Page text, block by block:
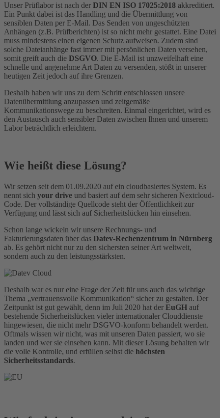
Unser Prüflabor ist nach der DIN EN ISO 17025:2018 akkreditiert.
Ein Punkt dabei ist das Handling und die Übermittlung von
sensiblen Daten per E-Mail. Das Senden von ungeschützten
Anhängen (z.B. Prüfberichten) ist so nicht mehr gestattet. Eine Datei
muss mindestens einen eigenen Schutz aufweisen. Zudem sind
solche Dateianhänge fast immer mit persönlichen Daten versehen,
somit greift auch die DSGVO. Die E-Mail ist unzweifelhaft eine
schnelle und angenehme Art Daten zu versenden, stößt in unserer
heutigen Zeit jedoch auf ihre Grenzen.
Deshalb haben wir uns zu dem Schritt entschlossen unsere
Datenübermittlung anzupassen und zeitgemäße
Kommunikationswege zu beschreiten. Einmal eingerichtet, wird es
den Austausch auch sensibler Daten zwischen Ihnen und unserem
Labor beträchtlich erleichtern.
Wie heißt diese Lösung?
Wir setzen seit dem 01.09.2020 auf ein cloudbasiertes System. Es
nennt sich your drive und basiert auf dem sehr sicheren Nextcloud-
Code. Der vollständige Quellcode steht der Öffentlichkeit zur
Verfügung und lässt sich auf Sicherheitslücken hin einsehen.
Schon lange wickeln wir unsere Rechnungs- und
Fakturierungsdaten über das Datev-Rechenzentrum in Nürnberg
ab. Es gehört nicht nur zu den sichersten seiner Art weltweit,
sondern auch zu den leistungsstärksten.
Deshalb war es nur eine Frage der Zeit für uns auch das wichtige
Thema „vertrauensvolle Kommunikation“ sicher zu gestalten. Der
Zeitpunkt ist gut gewählt, denn im Juli 2020 hat der EuGH auf
bestehende Sicherheitslücken vieler internationaler Clouddienste
hingewiesen, die nicht mehr DSGVO-konform behandelt werden.
Oftmals wissen wir nicht, was mit unseren Daten passiert, wo sie
landen und wer sie einsehen kann. Mit dieser Lösung behalten wir
die volle Kontrolle, und erfüllen selbst die höchsten
Sicherheitsstandards.